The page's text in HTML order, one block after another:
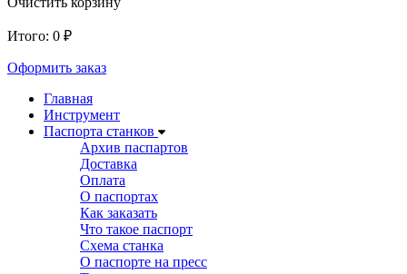
Итого: 0 ₽
Оформить заказ
Главная
Инструмент
Паспорта станков
Архив паспартов
Доставка
Оплата
О паспортах
Как заказать
Что такое паспорт
Схема станка
О паспорте на пресс